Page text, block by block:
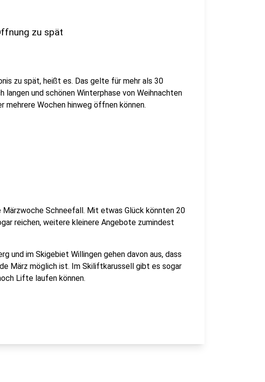
zu spät
zu spät, heißt es. Das gelte für mehr als 30
langen und schönen Winterphase von Weihnachten
Wochen hinweg öffnen können.
Schneefall. Mit etwas Glück könnten 20
reichen, weitere kleinere Angebote zumindest
und im Skigebiet Willingen gehen davon aus, dass
März möglich ist. Im Skiliftkarussell gibt es sogar
Lifte laufen können.